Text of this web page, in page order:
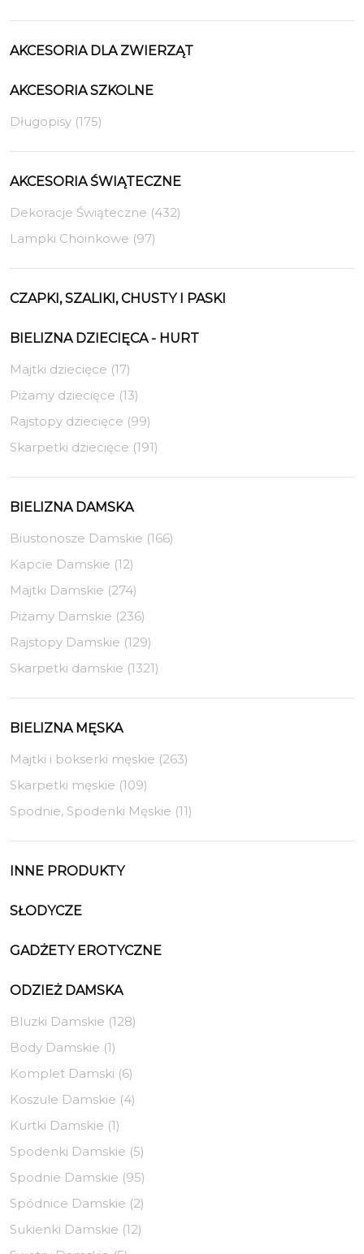
AKCESORIA DLA ZWIERZĄT
AKCESORIA SZKOLNE
Długopisy (175)
AKCESORIA ŚWIĄTECZNE
Dekoracje Świąteczne (432)
Lampki Choinkowe (97)
CZAPKI, SZALIKI, CHUSTY I PASKI
BIELIZNA DZIECIĘCA - HURT
Majtki dziecięce (17)
Piżamy dziecięce (13)
Rajstopy dziecięce (99)
Skarpetki dziecięce (191)
BIELIZNA DAMSKA
Biustonosze Damskie (166)
Kapcie Damskie (12)
Majtki Damskie (274)
Piżamy Damskie (236)
Rajstopy Damskie (129)
Skarpetki damskie (1321)
BIELIZNA MĘSKA
Majtki i bokserki męskie (263)
Skarpetki męskie (109)
Spodnie, Spodenki Męskie (11)
INNE PRODUKTY
SŁODYCZE
GADŻETY EROTYCZNE
ODZIEŻ DAMSKA
Bluzki Damskie (128)
Body Damskie (1)
Komplet Damski (6)
Koszule Damskie (4)
Kurtki Damskie (1)
Spodenki Damskie (5)
Spodnie Damskie (95)
Spódnice Damskie (2)
Sukienki Damskie (12)